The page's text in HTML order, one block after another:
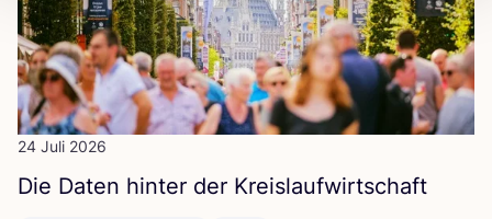
24 Juli 2026
Die Daten hin­ter der Kreislaufwirtschaft